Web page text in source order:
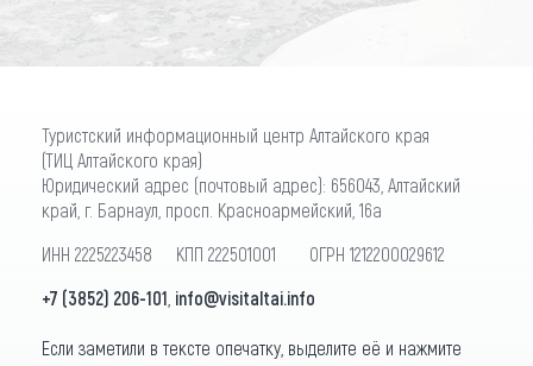
Туристский информационный центр Алтайского края
(ТИЦ Алтайского края)
Юридический адрес (почтовый адрес): 656043, Алтайский
край, г. Барнаул, просп. Красноармейский, 16а
ИНН 2225223458 КПП 222501001 ОГРН 1212200029612
+7 (3852) 206-101 info@visitaltai.info
Если заметили в тексте опечатку, выделите её и нажмите